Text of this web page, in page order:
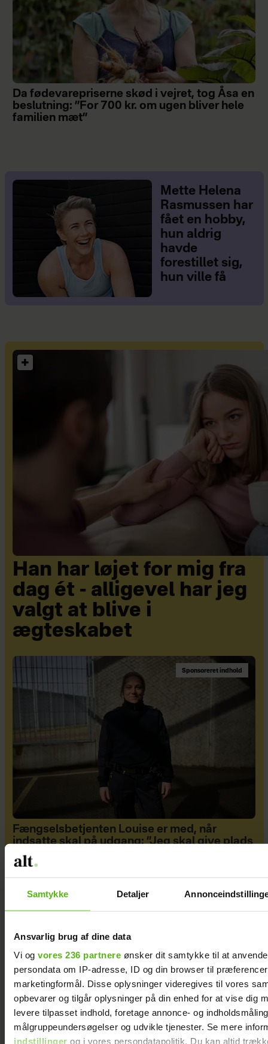
Samtykke Detaljer
Ansvarlig brug af dine data
Vi og vores 236 partnere ønsker dit samtykke til at
persondata om IP-adresse, ID og din browser til
marketingformål. Disse oplysninger videregives til vores
opbevarer og tilgår oplysninger på din enhed for at vise dig
levere tilpasset indhold, foretage annonce- og
målgruppeundersøgelser og udvikle tjenester. Se mere
indstillinger og i vores persondatapolitik. Du kan altid
Da fødevarepriserne skød i vejret, tog Åsa en
beslutning: ”For 700 kr. om ugen bliver hele
familien mæt”
Mette Helena
Rasmussen har
fået en hobby,
hun aldrig
havde
forestillet sig,
hun ville få
Han har løjet for mig fra
dag ét - alligevel har jeg
valgt at blive i
ægteskabet
Sponsoreret indhold
Fængselsbetjenten Louise er med, når
indsatte skal på udgang: ”Jeg skal give plads
og fylde så lidt som muligt”